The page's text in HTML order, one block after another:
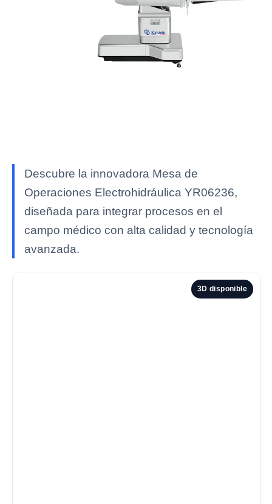
Descubre la innovadora Mesa de
Operaciones Electrohidráulica YR06236,
diseñada para integrar procesos en el
campo médico con alta calidad y tecnología
avanzada.
3D disponible